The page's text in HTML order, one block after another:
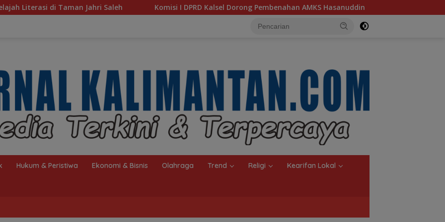
Komisi I DPRD Kalsel Dorong Pembenahan AMKS Hasanuddin Ketua TP PKK Kalsel, Dorong Kreasi Olahan
Hukum & Peristiwa Ekonomi & Bisnis Olahraga Trend Religi Kearifan Lokal